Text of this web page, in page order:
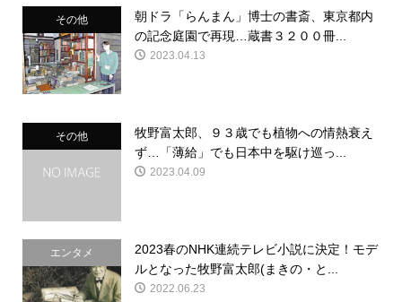
その他
朝ドラ「らんまん」博士の書斎、東京都内
の記念庭園で再現…蔵書３２００冊...
2023.04.13
その他
牧野富太郎、９３歳でも植物への情熱衰え
ず…「薄給」でも日本中を駆け巡っ...
2023.04.09
エンタメ
2023春のNHK連続テレビ小説に決定！モデ
ルとなった牧野富太郎(まきの・と...
2022.06.23